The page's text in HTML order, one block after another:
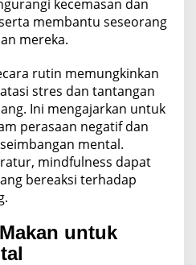
kecemasan dan
membantu seseorang
mereka.
rutin memungkinkan
stres dan tantangan
Ini mengajarkan untuk
perasaan negatif dan
mental.
mindfulness dapat
bereaksi terhadap
untuk